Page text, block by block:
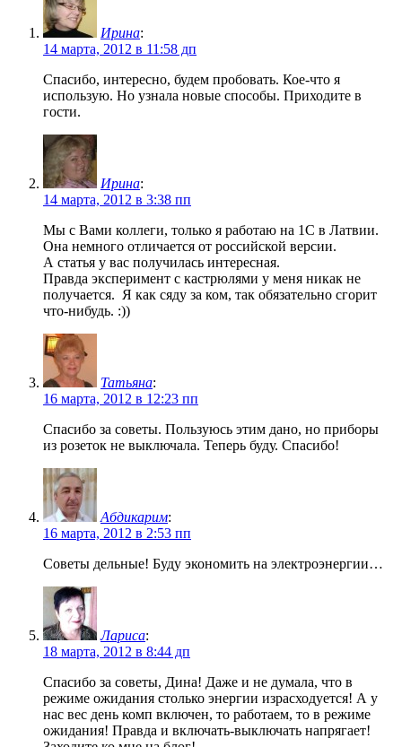
Ирина:
14 марта, 2012 в 11:58 дп
Спасибо, интересно, будем пробовать. Кое-что я
использую. Но узнала новые способы. Приходите в
гости.
Ирина:
14 марта, 2012 в 3:38 пп
Мы с Вами коллеги, только я работаю на 1С в Латвии.
Она немного отличается от российской версии.
А статья у вас получилась интересная.
Правда эксперимент с кастрюлями у меня никак не
получается. Я как сяду за ком, так обязательно сгорит
что-нибудь. :))
Татьяна:
16 марта, 2012 в 12:23 пп
Спасибо за советы. Пользуюсь этим дано, но приборы
из розеток не выключала. Теперь буду. Спасибо!
Абдикарим:
16 марта, 2012 в 2:53 пп
Советы дельные! Буду экономить на электроэнергии…
Лариса:
18 марта, 2012 в 8:44 дп
Спасибо за советы, Дина! Даже и не думала, что в
режиме ожидания столько энергии израсходуется! А у
нас вес день комп включен, то работаем, то в режиме
ожидания! Правда и включать-выключать напрягает!